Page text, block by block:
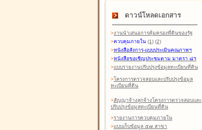
ดาวน์โหลดเอกสาร
>งานนำเสนอการคุ้มครองที่ดินของรัฐ
>ควบคุมภายใน (1) (2)
>หนังสือสังการ-แบบประเมินคุณภาพฯ
>หนังสือขอเชิญประชุมตาม มาตรา ๘ฯ
>แบบรายงานปรับปรุงข้อมูลทะเบียนที่ดิน
>โครงการตรวจสอบและปรับปรุงข้อมูล
ทะเบียนที่ดิน
>สัญญาจ้างลูกจ้างโครงการตรวจสอบและ
ปรับปรุงข้อมูลทะเบียนที่ดิน
>รายงานการควบคุมภายใน
>แบบเก็บข้อมูล ๕๗ สาขา